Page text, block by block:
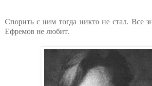
Спорить с ним тогда никто не стал. Все
Ефремов не любит.